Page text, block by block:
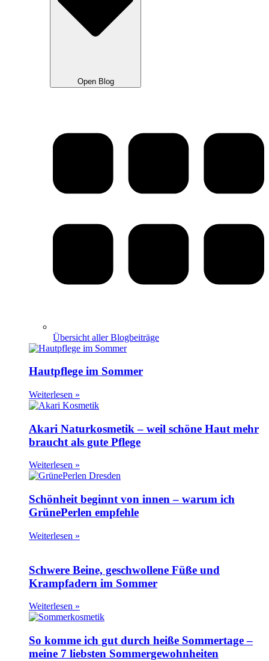
Open Blog
Übersicht aller Blogbeiträge
Hautpflege im Sommer
Weiterlesen »
Akari Naturkosmetik – weil schöne Haut mehr
braucht als gute Pflege
Weiterlesen »
Schönheit beginnt von innen – warum ich
GrünePerlen empfehle
Weiterlesen »
Schwere Beine, geschwollene Füße und
Krampfadern im Sommer
Weiterlesen »
So komme ich gut durch heiße Sommertage –
meine 7 liebsten Sommergewohnheiten